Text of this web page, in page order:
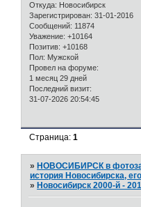
Откуда: Новосибирск
Зарегистрирован: 31-01-2016
Сообщений: 11874
Уважение: +10164
Позитив: +10168
Пол: Мужской
Провел на форуме:
1 месяц 29 дней
Последний визит:
31-07-2026 20:54:45
Страница:1
» НОВОСИБИРСК в
история Новосибирска,
» Новосибирск 2000-й -